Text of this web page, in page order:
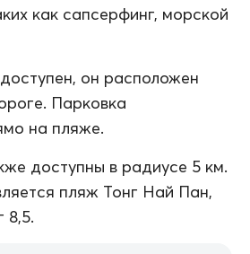
как сапсерфинг, морской
он расположен
Парковка
на пляже.
доступны в радиусе 5 км.
пляж Тонг Най Пан,
8,5.